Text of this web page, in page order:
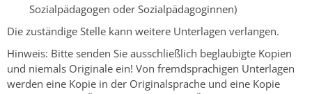
Sozialpädagogen oder Sozialpädagoginnen)
Die zuständige Stelle kann weitere Unterlagen verlangen.
Hinweis: Bitte senden Sie ausschließlich beglaubigte Kopien
und niemals Originale ein! Von fremdsprachigen Unterlagen
werden eine Kopie in der Originalsprache und eine Kopie